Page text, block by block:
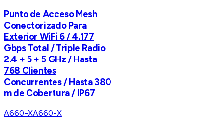
Punto de Acceso Mesh
Conectorizado Para
Exterior WiFi 6 / 4.177
Gbps Total / Triple Radio
2.4 + 5 + 5 GHz / Hasta
768 Clientes
Concurrentes / Hasta 380
m de Cobertura / IP67
A660-XA660-X